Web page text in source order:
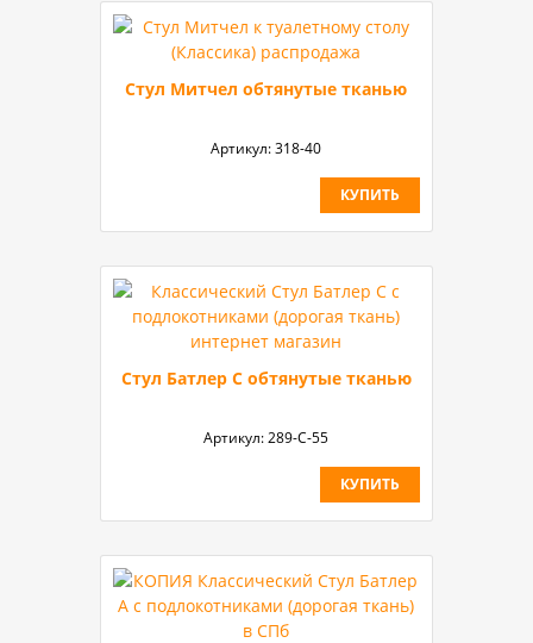
Стул Митчел обтянутые тканью
Артикул:318-40
КУПИТЬ
Стул Батлер С обтянутые тканью
Артикул:289-С-55
КУПИТЬ